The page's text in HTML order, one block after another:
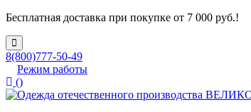
Бесплатная доставка при покупке от 7 000 руб.!
8(800)777-50-49
Режим работы
()